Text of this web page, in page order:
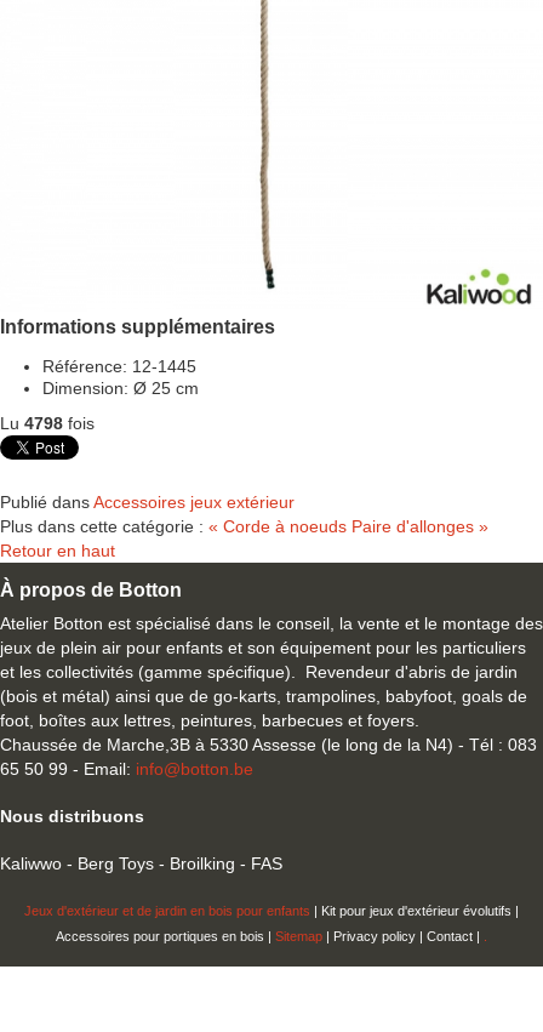
Informations supplémentaires
Référence: 12-1445
Dimension: Ø 25 cm
Lu 4798 fois
Publié dansAccessoires jeux extérieur
Plus dans cette catégorie : « Corde à noeuds Paire d'allonges »
Retour en haut
À propos de Botton
Atelier Botton est spécialisé dans le conseil, la vente et le montage des
jeux de plein air pour enfants et son équipement pour les particuliers
et les collectivités (gamme spécifique). Revendeur d'abris de jardin
(bois et métal) ainsi que de go-karts, trampolines, babyfoot, goals de
foot, boîtes aux lettres, peintures, barbecues et foyers.
Chaussée de Marche,3B à 5330 Assesse (le long de la N4) - Tél : 083
65 50 99 - Email: info@botton.be
Nous distribuons
Kaliwwo - Berg Toys - Broilking - FAS
Jeux d'extérieur et de jardin en bois pour enfants | Kit pour jeux d'extérieur évolutifs |
Accessoires pour portiques en bois | Sitemap | Privacy policy | Contact | .